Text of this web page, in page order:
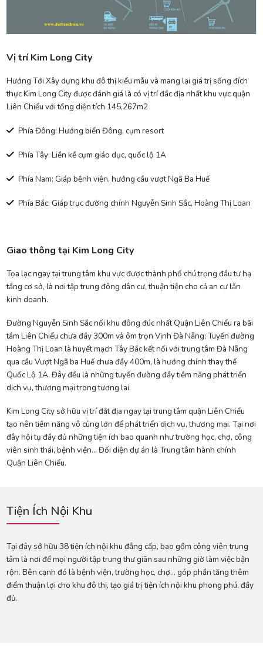
Vị trí Kim Long City
Hướng Tới Xây dựng khu đô thị kiểu mẫu và mang lại giá trị sống đích
thực Kim Long City được đánh giá là có vị trí đắc địa nhất khu vực quận
Liên Chiểu với tổng diện tích 145,267m2
Phía Đông: Hướng biển Đông, cụm resort
Phía Tây: Liền kề cụm giáo dục, quốc lộ 1A
Phía Nam: Giáp bệnh viện, hướng cầu vượt Ngã Ba Huế
Phía Bắc: Giáp trục đường chính Nguyễn Sinh Sắc, Hoàng Thị Loan
Giao thông tại Kim Long City
Tọa lạc ngay tại trung tâm khu vực được thành phố chú trọng đầu tư hạ
tầng cơ sở, là nơi tập trung đông dân cư, thuận tiện cho cả an cư lẫn
kinh doanh.
Đường Nguyễn Sinh Sắc nối khu đông đúc nhất Quận Liên Chiểu ra bãi
tắm Liên Chiểu chưa đầy 300m và ôm trọn Vịnh Đà Nẵng; Tuyến đường
Hoàng Thị Loan là huyết mạch Tây Bắc kết nối với trung tâm Đà Nẵng
qua cầu Vượt Ngã ba Huế chưa đầy 400m, là hướng chính thay thế
Quốc Lộ 1A. Đây đều là những tuyến đường đầy tiềm năng phát triển
dịch vụ, thương mại trong tương lai.
Kim Long City sở hữu vị trí đắt địa ngay tại trung tâm quận Liên Chiểu
tạo nên tiềm năng vô cùng lớn để phát triển dịch vụ, thương mại. Tại nơi
đây hội tụ đầy đủ những tiện ích bao quanh như trường học, chợ, công
viên sinh thái, bệnh viện… Đối diện dự án là Trung tâm hành chính
Quận Liên Chiểu.
Tiện Ích Nội Khu
Tại đây sở hữu 38 tiện ích nội khu đẳng cấp, bao gồm công viên trung
tâm là nơi để mọi người tập trung thư giãn sau những giờ làm việc bận
rộn. Bên cạnh đó là bệnh viện, trường học, chợ… góp phần tăng thêm
điểm thuận lợi cho khu đô thị, tạo giá trị tiện ích nội khu phong phú, đầy
đủ.